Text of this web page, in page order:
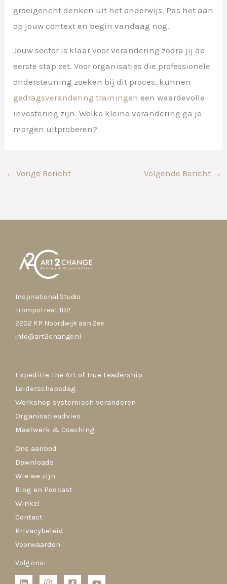
groeigericht denken uit het onderwijs. Pas het aan
op jouw context en begin vandaag nog.
Jouw sector is klaar voor verandering zodra jij de
eerste stap zet. Voor organisaties die professionele
ondersteuning zoeken bij dit proces, kunnen
gedragsverandering trainingen een waardevolle
investering zijn. Welke kleine verandering ga je
morgen uitproberen?
← Vorige Bericht Volgende Bericht →
Inspirational Studio
Trompstraat 1D2
2202 KP Noordwijk aan Zee
info@art2change.nl
Expeditie The Art of True Leadership
Leiderschapsdag
Workshop systemisch veranderen
Organisatieadvies
Maatwerk & Coaching
Ons aanbod
Downloads
Wie we zijn
Blog en Podcast
Winkel
Contact
Privacybeleid
Voorwaarden
Volg ons: